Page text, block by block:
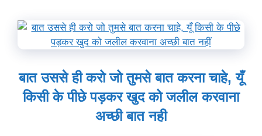
बात उससे ही करो जो तुमसे बात करना चाहे, यूँ
किसी के पीछे पड़कर खुद को जलील करवाना
अच्छी बात नही